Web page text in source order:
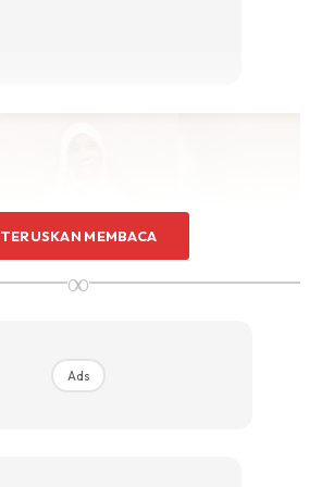
TERUSKAN MEMBACA
∞
Ads